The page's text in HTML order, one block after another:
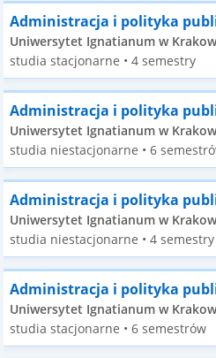
Administracja i polityka
Uniwersytet Ignatianum w
studia stacjonarne • 4 semestry
Administracja i polityka
Uniwersytet Ignatianum w
studia niestacjonarne • 6
Administracja i polityka
Uniwersytet Ignatianum w
studia niestacjonarne • 4 semestry
Administracja i polityka
Uniwersytet Ignatianum w
studia stacjonarne • 6 semestrów